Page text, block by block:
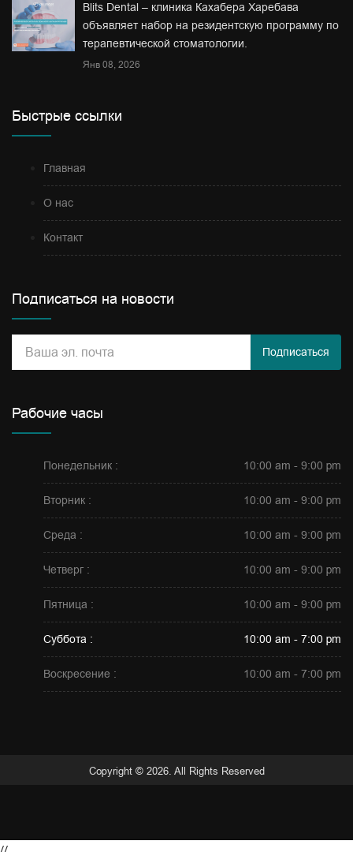
Blits Dental – клиника Кахабера Харебава
объявляет набор на резидентскую программу по
терапевтической стоматологии.
Янв 08, 2026
Быстрые ссылки
Главная
О нас
Контакт
Подписаться на новости
Подписаться
Рабочие часы
Понедельник : 10:00 am - 9:00 pm
Вторник : 10:00 am - 9:00 pm
Среда : 10:00 am - 9:00 pm
Четверг : 10:00 am - 9:00 pm
Пятница : 10:00 am - 9:00 pm
Суббота : 10:00 am - 7:00 pm
Воскресение : 10:00 am - 7:00 pm
Copyright © 2026. All Rights Reserved
Телефон Адрес